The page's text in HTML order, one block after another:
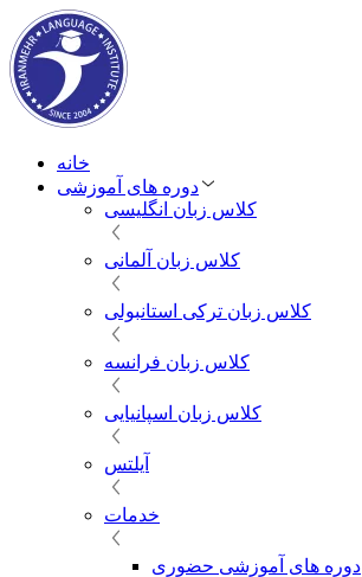
خانه
دوره های آموزشی
کلاس زبان انگلیسی
کلاس زبان آلمانی
کلاس زبان ترکی استانبولی
کلاس زبان فرانسه
کلاس زبان اسپانیایی
آیلتس
خدمات
دوره های آموزشی حضوری